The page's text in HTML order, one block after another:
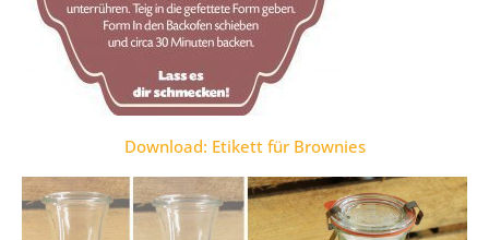
Download: Etikett für Brownies